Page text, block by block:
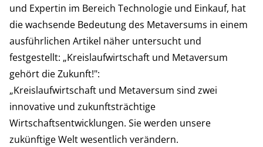
und Expertin im Bereich Technologie und Einkauf, hat
die wachsende Bedeutung des Metaversums in einem
ausführlichen Artikel näher untersucht und
festgestellt: „Kreislaufwirtschaft und Metaversum
gehört die Zukunft!":
„Kreislaufwirtschaft und Metaversum sind zwei
innovative und zukunftsträchtige
Wirtschaftsentwicklungen. Sie werden unsere
zukünftige Welt wesentlich verändern.